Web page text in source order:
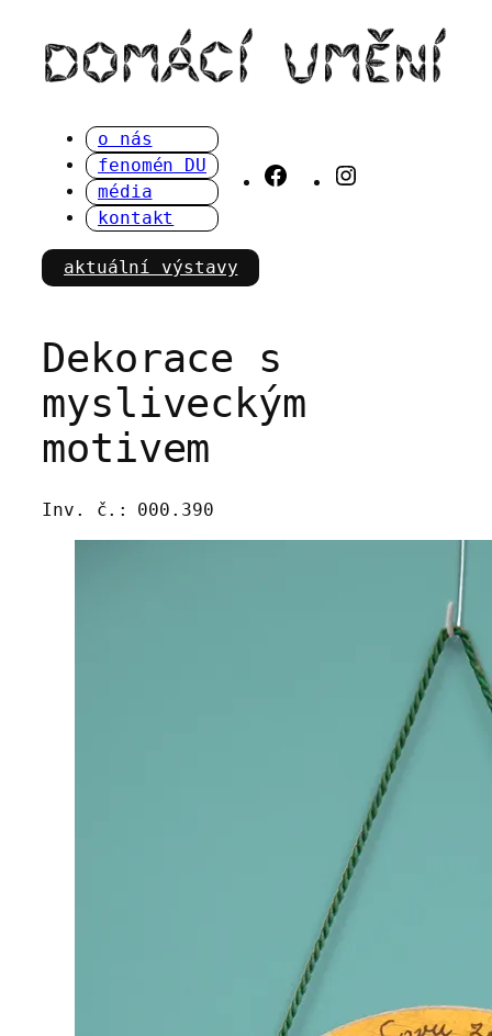
obsah
o nás
fenomén DU
média
kontakt
Facebook
aktuální výstavy
Dekorace s
mysliveckým
motivem
Inv. č.: 000.390